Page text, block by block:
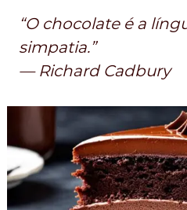
“O chocolate é a
simpatia.”
— Richard Cadbury